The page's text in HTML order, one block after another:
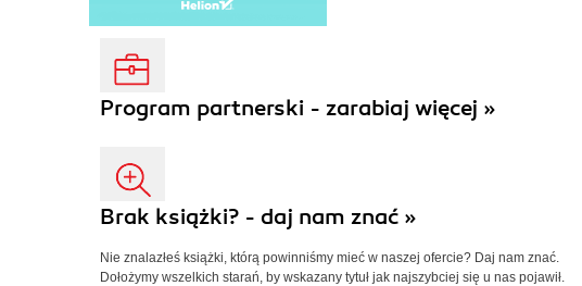
Program partnerski - zarabiaj więcej »
Brak książki? - daj nam znać »
Nie znalazłeś książki, którą powinniśmy mieć w naszej ofercie? Daj nam znać.
Dołożymy wszelkich starań, by wskazany tytuł jak najszybciej się u nas pojawił.